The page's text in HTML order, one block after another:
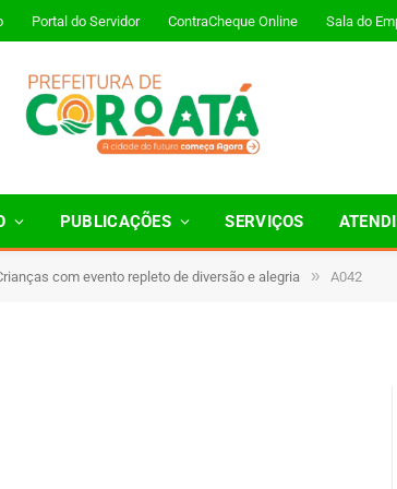
Portal do Servidor ContraCheque Online Sala do
PUBLICAÇÕES SERVIÇOS
com evento repleto de diversão e alegria » A042